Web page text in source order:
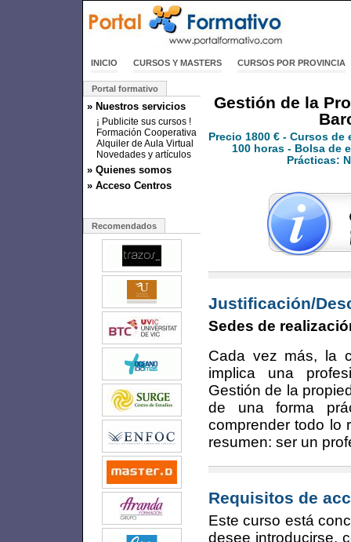
INICIO CURSOS Y MASTERS CURSOS POR PROVINCIA
Portal formativo
» Nuestros servicios
¡ Publicite sus cursos !
Formación Cooperativa
Alquiler de Aula Virtual
Novedades y artículos
» Quienes somos
» Acceso Centros
Recomendados
Gestión de la
Precio 1800 € - Cursos de
100 horas - Bolsa de
Prácticas:
Justificación/
Sedes de
Cada vez más, la
implica una
Gestión de la
de una forma
comprender todo lo
resumen: ser un
Requisitos de
Este curso está
desee introducirse,